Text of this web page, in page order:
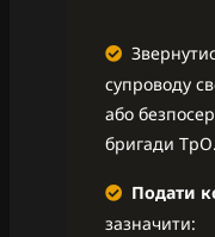
супроводу
або
бригади ТрО.
Подати
зазначити: